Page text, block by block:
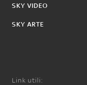
SKY VIDEO
SKY ARTE
Link utili: